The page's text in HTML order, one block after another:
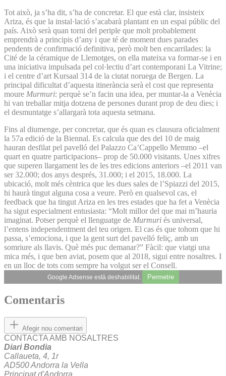
Tot això, ja s’ha dit, s’ha de concretar. El que està clar, insisteix
Ariza, és que la instal·lació s’acabarà plantant en un espai públic del
país. Això serà quan torni del periple que molt probablement
emprendrà a principis d’any i que té de moment dues parades
pendents de confirmació definitiva, però molt ben encarrilades: la
Cité de la céramique de Llemotges, on ella mateixa va formar-se i en
una iniciativa impulsada pel col·lectiu d’art contemporani La Vitrine;
i el centre d’art Kursaal 314 de la ciutat noruega de Bergen. La
principal dificultat d’aquesta itinerància serà el cost que representa
moure Murmuri: perquè se’n facin una idea, per muntar-la a Venècia
hi van treballar mitja dotzena de persones durant prop de deu dies; i
el desmuntatge s’allargarà tota aquesta setmana.
Fins al diumenge, per concretar, que és quan es clausura oficialment
la 57a edició de la Biennal. Es calcula que des del 10 de maig
hauran desfilat pel pavelló del Palazzo Ca’Cappello Memmo –el
quart en quatre participacions– prop de 50.000 visitants. Unes xifres
que superen llargament les de les tres edicions anteriors –el 2011 van
ser 32.000; dos anys després, 31.000; i el 2015, 18.000. La
ubicació, molt més cèntrica que les dues sales de l’Spiazzi del 2015,
hi haurà tingut alguna cosa a veure. Però en qualsevol cas, el
feedback que ha tingut Ariza en les tres estades que ha fet a Venècia
ha sigut especialment entusiasta: “Molt millor del que mai m’hauria
imaginat. Potser perquè el llenguatge de Murmuri és universal,
l’entens independentment del teu origen. El cas és que tohom que hi
passa, s’emociona, i que la gent surt del pavelló feliç, amb un
somriure als llavis. Què més puc demanar?” Fàcil: que viatgi una
mica més, i que ben aviat, posem que al 2018, sigui entre nosaltres. I
en un lloc de tots com sempre ha volgut ser el Consell.
Google Adsense està deshabilitat. Permetre
Comentaris
Afegir nou comentari
CONTACTA AMB NOSALTRES
Diari Bondia
Callaueta, 4, 1r
AD500 Andorra la Vella